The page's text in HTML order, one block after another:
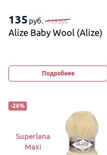
135 руб. 139руб.
Alize Baby Wool (Alize)
Подробнее
-26%
Superlana
Maxi